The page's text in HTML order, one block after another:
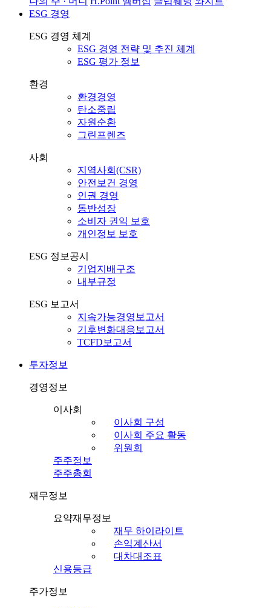
ESG 경영
ESG 경영 체계
ESG 경영 전략 및 추진 체계
ESG 평가 정보
환경
환경경영
탄소중립
자원순환
그린프렌즈
사회
지역사회(CSR)
안전보건 경영
인권 경영
동반성장
소비자 권익 보호
개인정보 보호
ESG 정보공시
기업지배구조
내부규정
ESG 보고서
지속가능경영보고서
기후변화대응보고서
TCFD보고서
투자정보
경영정보
이사회
이사회 구성
이사회 주요 활동
위원회
주주정보
주주총회
재무정보
요약재무정보
재무 하이라이트
손익계산서
대차대조표
신용등급
주가정보